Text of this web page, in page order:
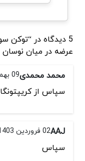
5 دیدگاه در
عرضه در میان
محمد محمدی09 بهمن 1403 - 19:06
سپاس از
AAJ02 فروردین 1403 - 18:56
سپاس